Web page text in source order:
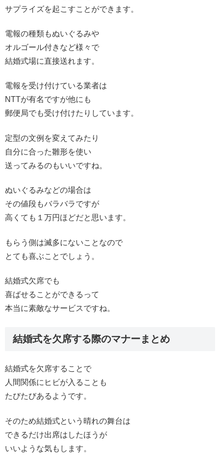
サプライズを起こすことができます。
電報の種類もぬいぐるみや
オルゴール付きなど様々で
結婚式場に直接送れます。
電報を受け付けている業者は
NTTが有名ですが他にも
郵便局でも受け付けたりしています。
定型の文例を変えてみたり
自分に合った雛形を使い
送ってみるのもいいですね。
ぬいぐるみなどの場合は
その値段もバラバラですが
高くても１万円ほどだと思います。
もらう側は滅多にないことなので
とても喜ぶことでしょう。
結婚式欠席でも
喜ばせることができるって
本当に素敵なサービスですね。
結婚式を欠席する際のマナーまとめ
結婚式を欠席することで
人間関係にヒビが入ることも
たびたびあるようです。
そのため結婚式という晴れの舞台は
できるだけ出席はしたほうが
いいような気もします。